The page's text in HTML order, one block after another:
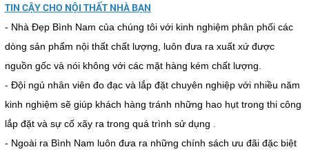
TIN CẬY CHO NỘI THẤT NHÀ BẠN
- Nhà Đẹp Bình Nam của chúng tôi với kinh nghiệm phân phối các
dòng sản phẩm nội thất chất lượng, luôn đưa ra xuất xứ được
nguồn gốc và nói không với các mặt hàng kém chất lượng.
- Đội ngủ nhân viên đo đạc và lắp đặt chuyên nghiệp với nhiều năm
kinh nghiệm sẽ giúp khách hàng tránh những hao hụt trong thi công
lắp đặt và sự cố xãy ra trong quá trình sử dụng .
- Ngoài ra Bình Nam luôn đưa ra những chính sách ưu đãi đặc biệt